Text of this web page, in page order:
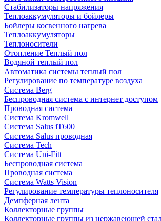
Стабилизаторы напряжения
Теплоаккумуляторы и бойлеры
Бойлеры косвенного нагрева
Теплоаккумуляторы
Теплоносители
Отопление Теплый пол
Водяной теплый пол
Автоматика системы теплый пол
Регулирование по температуре воздуха
Система Berg
Беспроводная система с интернет доступом
Проводная система
Система Kromwell
Система Salus iT600
Система Salus проводная
Система Tech
Система Uni-Fitt
Беспроводная система
Проводная система
Система Watts Vision
Регулирование температуры теплоносителя
Демпферная лента
Коллекторные группы
Коллекторные группы из нержавеющей